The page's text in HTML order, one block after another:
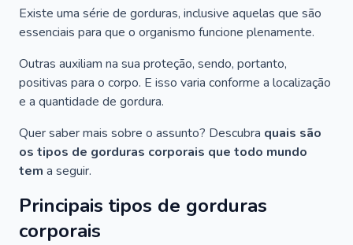
Existe uma série de gorduras, inclusive aquelas que são
essenciais para que o organismo funcione plenamente.
Outras auxiliam na sua proteção, sendo, portanto,
positivas para o corpo. E isso varia conforme a localização
e a quantidade de gordura.
Quer saber mais sobre o assunto? Descubra quais são
os tipos de gorduras corporais que todo mundo
tem a seguir.
Principais tipos de gorduras
corporais